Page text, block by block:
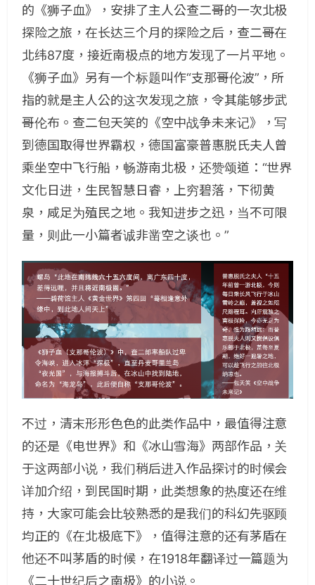
的《狮子血》，安排了主人公查二哥的一次北极
探险之旅，在长达三个月的探险之后，查二哥在
北纬87度，接近南极点的地方发现了一片平地。
《狮子血》另有一个标题叫作“支那哥伦波”，所
指的就是主人公的这次发现之旅，令其能够步武
哥伦布。查二包天笑的《空中战争未来记》，写
到德国取得世界霸权，德国富豪普惠脱氏夫人曾
乘坐空中飞行船，畅游南北极，还赞颂道：“世界
文化日进，生民智慧日睿，上穷碧落，下彻黄
泉，咸足为殖民之地。我知进步之迅，当不可限
量，则此一小篇者诚非凿空之谈也。”
不过，清末形形色色的此类作品中，最值得注意
的还是《电世界》和《冰山雪海》两部作品，关
于这两部小说，我们稍后进入作品探讨的时候会
详加介绍，到民国时期，此类想象的热度还在维
持，大家可能会比较熟悉的是我们的科幻先驱顾
均正的《在北极底下》，值得注意的还有茅盾在
他还不叫茅盾的时候，在1918年翻译过一篇题为
《二十世纪后之南极》的小说。